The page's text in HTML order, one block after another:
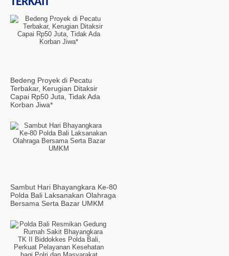
Bedeng Proyek di Pecatu
Terbakar, Kerugian Ditaksir
Capai Rp50 Juta, Tidak Ada
Korban Jiwa*
Sambut Hari Bhayangkara Ke-80
Polda Bali Laksanakan Olahraga
Bersama Serta Bazar UMKM